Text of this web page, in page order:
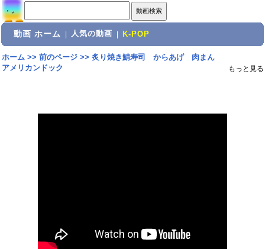
動画 ホーム 人気の動画 K-POP
ホーム>> 前のページ>> 炙り焼き鯖寿司 からあげ 肉まん
アメリカンドック
もっと見る